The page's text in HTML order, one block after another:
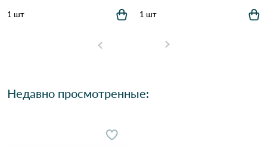
1 шт 1 шт
Недавно просмотренные: